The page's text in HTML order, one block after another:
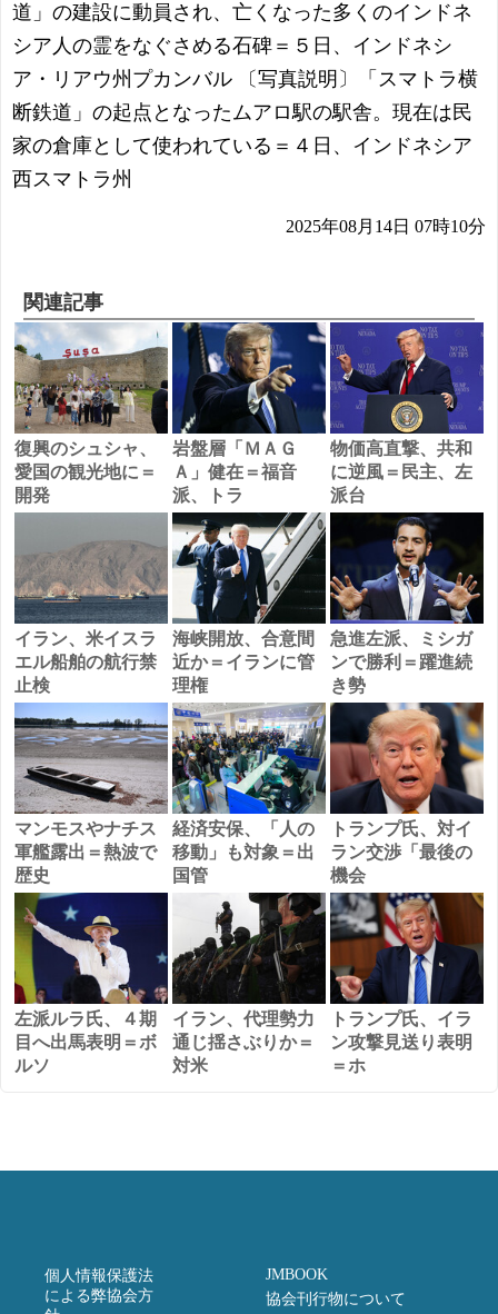
道」の建設に動員され、亡くなった多くのインドネ
シア人の霊をなぐさめる石碑＝５日、インドネシ
ア・リアウ州プカンバル 〔写真説明〕「スマトラ横
断鉄道」の起点となったムアロ駅の駅舎。現在は民
家の倉庫として使われている＝４日、インドネシア
西スマトラ州
2025年08月14日 07時10分
関連記事
復興のシュシャ、
愛国の観光地に＝
開発
岩盤層「ＭＡＧ
Ａ」健在＝福音
派、トラ
物価高直撃、共和
に逆風＝民主、左
派台
イラン、米イスラ
エル船舶の航行禁
止検
海峡開放、合意間
近か＝イランに管
理権
急進左派、ミシガ
ンで勝利＝躍進続
き勢
マンモスやナチス
軍艦露出＝熱波で
歴史
経済安保、「人の
移動」も対象＝出
国管
トランプ氏、対イ
ラン交渉「最後の
機会
左派ルラ氏、４期
目へ出馬表明＝ボ
ルソ
イラン、代理勢力
通じ揺さぶりか＝
対米
トランプ氏、イラ
ン攻撃見送り表明
＝ホ
個人情報保護法
による弊協会方
JMBOOK
協会刊行物について